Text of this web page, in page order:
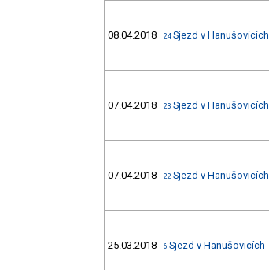
08.04.2018 24 Sjezd v Hanušovicích
07.04.2018 23 Sjezd v Hanušovicích
07.04.2018 22 Sjezd v Hanušovicích
25.03.2018 6 Sjezd v Hanušovicích